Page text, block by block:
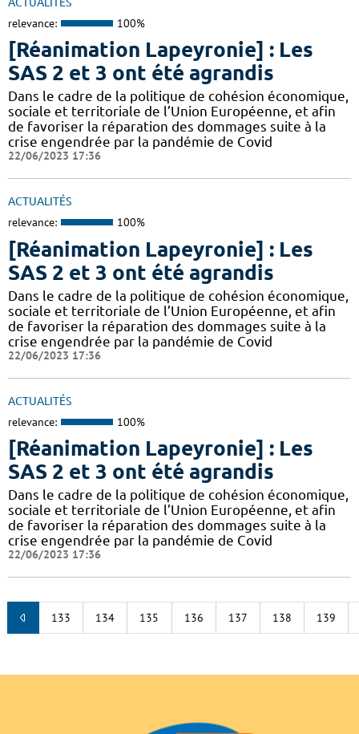
relevance: 100%
[Réanimation Lapeyronie] : Les
SAS 2 et 3 ont été agrandis
Dans le cadre de la politique de cohésion économique,
sociale et territoriale de l’Union Européenne, et afin
de favoriser la réparation des dommages suite à la
crise engendrée par la pandémie de Covid
22/06/2023 17:36
ACTUALITÉS
relevance: 100%
[Réanimation Lapeyronie] : Les
SAS 2 et 3 ont été agrandis
Dans le cadre de la politique de cohésion économique,
sociale et territoriale de l’Union Européenne, et afin
de favoriser la réparation des dommages suite à la
crise engendrée par la pandémie de Covid
22/06/2023 17:36
ACTUALITÉS
relevance: 100%
[Réanimation Lapeyronie] : Les
SAS 2 et 3 ont été agrandis
Dans le cadre de la politique de cohésion économique,
sociale et territoriale de l’Union Européenne, et afin
de favoriser la réparation des dommages suite à la
crise engendrée par la pandémie de Covid
22/06/2023 17:36
133 134 135 136 137 138 139